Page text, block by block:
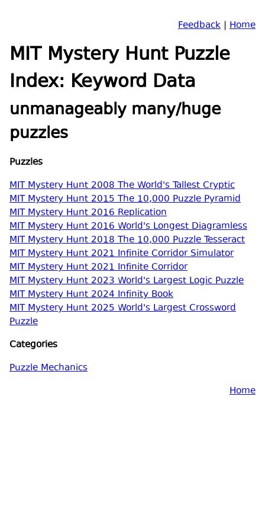
Feedback | Home
MIT Mystery Hunt Puzzle
Index: Keyword Data
unmanageably many/huge
puzzles
Puzzles
MIT Mystery Hunt 2008 The World's Tallest Cryptic
MIT Mystery Hunt 2015 The 10,000 Puzzle Pyramid
MIT Mystery Hunt 2016 Replication
MIT Mystery Hunt 2016 World's Longest Diagramless
MIT Mystery Hunt 2018 The 10,000 Puzzle Tesseract
MIT Mystery Hunt 2021 Infinite Corridor Simulator
MIT Mystery Hunt 2021 Infinite Corridor
MIT Mystery Hunt 2023 World's Largest Logic Puzzle
MIT Mystery Hunt 2024 Infinity Book
MIT Mystery Hunt 2025 World's Largest Crossword
Puzzle
Categories
Puzzle Mechanics
Home